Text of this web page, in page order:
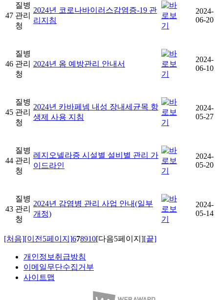
47
질병
관리
청
2024년 코로나바이러스감염증-19 관
리지침
2024-
06-20
46
질병
관리
청
2024년 옴 예방관리 안내서
2024-
06-10
45
질병
관리
청
2024년 카바페넴 내성 장내세균목 항
생제 사용 지침
2024-
05-27
44
질병
관리
청
레지오넬라증 시설별 설비별 관리 가
이드라인
2024-
05-20
43
질병
관리
청
2024년 감염병 관리 사업 안내(일부
개정)
2024-
05-14
[처음][이전5페이지]678910[다음5페이지][끝]
개인정보취급방침
이메일무단수집거부
사이트맵